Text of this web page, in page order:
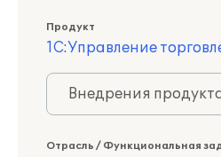
Продукт
1С:Управление
Внедрения
Отрасль / Функциональная